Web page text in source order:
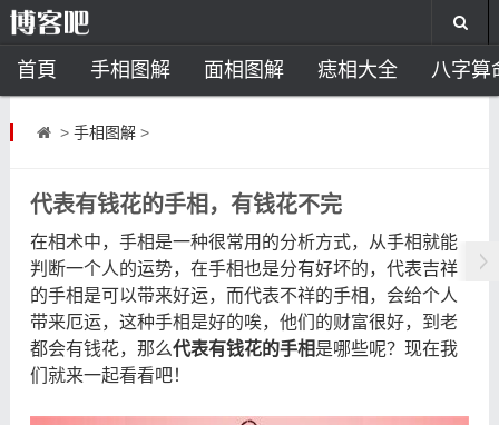
首頁 手相图解 面相图解 痣相大全 八字算
风水开运 助运饰品
> 手相图解>
代表有钱花的手相，有钱花不完
在相术中，手相是一种很常用的分析方式，从手相就能
判断一个人的运势，在手相也是分有好坏的，代表吉祥
的手相是可以带来好运，而代表不祥的手相，会给个人
带来厄运，这种手相是好的唉，他们的财富很好，到老
都会有钱花，那么代表有钱花的手相是哪些呢？现在我
们就来一起看看吧！